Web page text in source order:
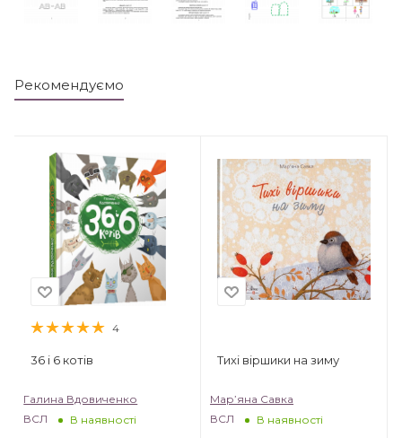
Рекомендуємо
4
36 і 6 котів
Галина Вдовиченко
ВСЛ
В наявності
Тихі віршики на зиму
Мар’яна Савка
ВСЛ
В наявності